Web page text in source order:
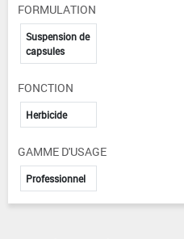
FORMULATION
Suspension de
capsules
FONCTION
Herbicide
GAMME D'USAGE
Professionnel